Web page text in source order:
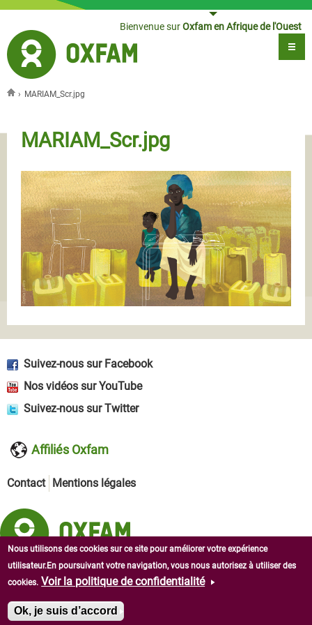
Bienvenue surOxfam en Afrique de l'Ouest
› MARIAM_Scr.jpg
MARIAM_Scr.jpg
Suivez-nous sur Facebook
Nos vidéos sur YouTube
Suivez-nous sur Twitter
Affiliés Oxfam
Contact Mentions légales
Copyright © 2026 Oxfam en Afrique de l'Ouest. Tous droits
réservés.
Nous utilisons des cookies sur ce site pour améliorer votre expérience
utilisateur.En poursuivant votre navigation, vous nous autorisez à utiliser des
cookies. Voir la politique de confidentialité
Ok, je suis d’accord